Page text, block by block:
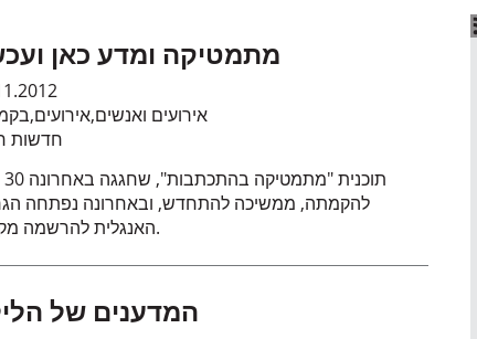
מתמטיקה ומדע כאן
אירועים ואנשים,אירועים,
חדשות
להקמתה, ממשיכה להתחדש, ובאחרונה נפתחה
האנגלית להרשמה מקוונת.
המדענים של